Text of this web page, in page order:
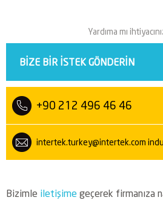
Yardıma mı
BIZE BIR ISTEK GÖNDERIN
+90 212 496 46 46
intertek.turkey@intertek.com
Bizimle iletişime geçerek firmanıza